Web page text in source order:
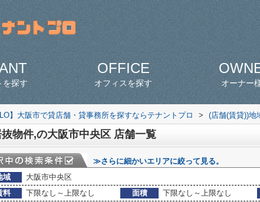
を探す
OFFICE
オフィスを探す オーナー
】大阪市で貸店舗・貸事務所を探すならテナントプロ > (店舗(賃貸))地
抜物件,の大阪市中央区 店舗一覧
≫さらに細かいエリアに絞って見る。
域
大阪市中央区
料
下限なし～上限なし 面積 下限なし～上限なし